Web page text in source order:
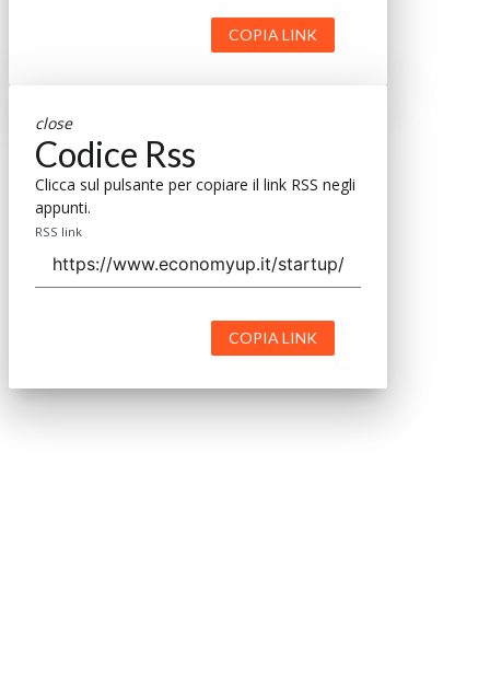
COPIA LINK
close
Codice Rss
Clicca sul pulsante per copiare il link RSS negli
appunti.
RSS link
COPIA LINK